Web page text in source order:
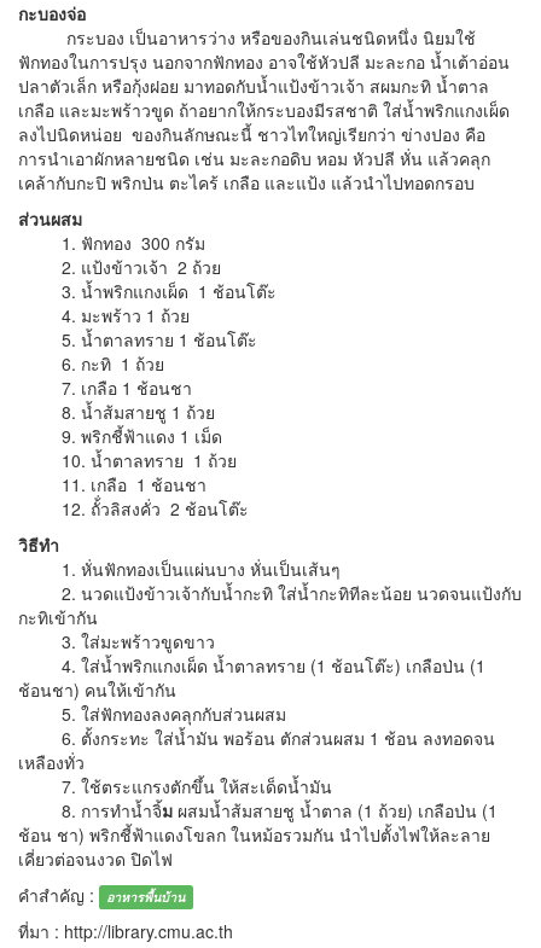
กะบองจ่อ
กระบอง เป็นอาหารว่าง หรือของกินเล่นชนิดหนึ่ง นิยมใช้
ฟักทองในการปรุง นอกจากฟักทอง อาจใช้หัวปลี มะละกอ น้ำเต้าอ่อน
ปลาตัวเล็ก หรือกุ้งฝอย มาทอดกับน้ำแป้งข้าวเจ้า สผมกะทิ น้ำตาล
เกลือ และมะพร้าวขูด ถ้าอยากให้กระบองมีรสชาติ ใส่น้ำพริกแกงเผ็ด
ลงไปนิดหน่อย ของกินลักษณะนี้ ชาวไทใหญ่เรียกว่า ข่างปอง คือ
การนำเอาผักหลายชนิด เช่น มะละกอดิบ หอม หัวปลี หั่น แล้วคลุก
เคล้ากับกะปิ พริกป่น ตะไคร้ เกลือ และแป้ง แล้วนำไปทอดกรอบ
ส่วนผสม
1. ฟักทอง 300 กรัม
2. แป้งข้าวเจ้า 2 ถ้วย
3. น้ำพริกแกงเผ็ด 1 ช้อนโต๊ะ
4. มะพร้าว 1 ถ้วย
5. น้ำตาลทราย 1 ช้อนโต๊ะ
6. กะทิ 1 ถ้วย
7. เกลือ 1 ช้อนชา
8. น้ำส้มสายชู 1 ถ้วย
9. พริกชี้ฟ้าแดง 1 เม็ด
10. น้ำตาลทราย 1 ถ้วย
11. เกลือ 1 ช้อนชา
12. ถั้่วลิสงคั่ว 2 ช้อนโต๊ะ
วิธีทำ
1. หั่นฟักทองเป็นแผ่นบาง หั่นเป็นเส้นๆ
2. นวดแป้งข้าวเจ้ากับน้ำกะทิ ใส่น้ำกะทิทีละน้อย นวดจนแป้งกับ
กะทิเข้ากัน
3. ใส่มะพร้าวขูดขาว
4. ใส่น้ำพริกแกงเผ็ด น้ำตาลทราย (1 ช้อนโต๊ะ) เกลือป่น (1
ช้อนชา) คนให้เข้ากัน
5. ใส่ฟักทองลงคลุกกับส่วนผสม
6. ตั้งกระทะ ใส่น้ำมัน พอร้อน ตักส่วนผสม 1 ช้อน ลงทอดจน
เหลืองทั่ว
7. ใช้ตระแกรงตักขึ้น ให้สะเด็ดน้ำมัน
8. การทำน้ำจิ้ม ผสมน้ำส้มสายชู น้ำตาล (1 ถ้วย) เกลือป่น (1
ช้อน ชา) พริกชี้ฟ้าแดงโขลก ในหม้อรวมกัน นำไปตั้งไฟให้ละลาย
เคี่ยวต่อจนงวด ปิดไฟ
คำสำคัญ :
อาหารพื้นบ้าน
ที่มา : http://library.cmu.ac.th